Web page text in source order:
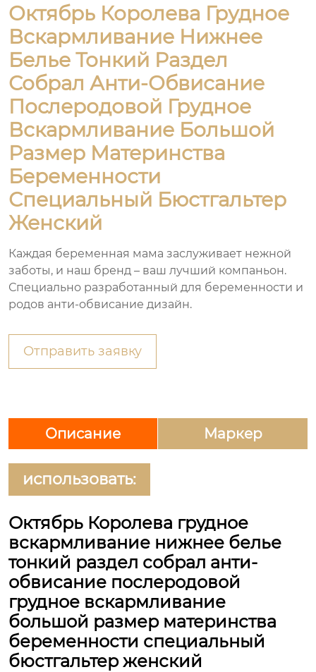
Октябрь Королева Грудное
Вскармливание Нижнее
Белье Тонкий Раздел
Собрал Анти-Обвисание
Послеродовой Грудное
Вскармливание Большой
Размер Материнства
Беременности
Специальный Бюстгальтер
Женский
Каждая беременная мама заслуживает нежной
заботы, и наш бренд – ваш лучший компаньон.
Специально разработанный для беременности и
родов анти-обвисание дизайн.
Отправить заявку
Описание Маркер
использовать:
Октябрь Королева грудное
вскармливание нижнее белье
тонкий раздел собрал анти-
обвисание послеродовой
грудное вскармливание
большой размер материнства
беременности специальный
бюстгальтер женский